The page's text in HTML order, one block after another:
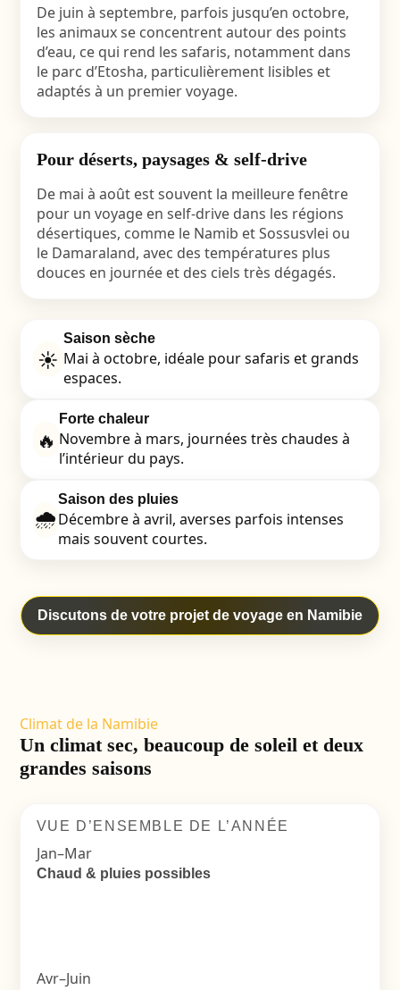
De juin à septembre, parfois jusqu’en octobre,
les animaux se concentrent autour des points
d’eau, ce qui rend les safaris, notamment dans
le parc d’Etosha, particulièrement lisibles et
adaptés à un premier voyage.
Pour déserts, paysages & self-drive
De mai à août est souvent la meilleure fenêtre
pour un voyage en self-drivedans les régions
désertiques, comme le Namib et Sossusvlei ou
le Damaraland, avec des températures plus
douces en journée et des ciels très dégagés.
☀️
Saison sèche
Mai à octobre, idéale pour safaris et grands
espaces.
🔥
Forte chaleur
Novembre à mars, journées très chaudes à
l’intérieur du pays.
🌧️
Saison des pluies
Décembre à avril, averses parfois intenses
mais souvent courtes.
Discutons de votre projet de voyage en Namibie
Climat de la Namibie
Un climat sec, beaucoup de soleil et deux
grandes saisons
VUE D’ENSEMBLE DE L’ANNÉE
Jan–Mar
Chaud & pluies possibles
Avr–Juin